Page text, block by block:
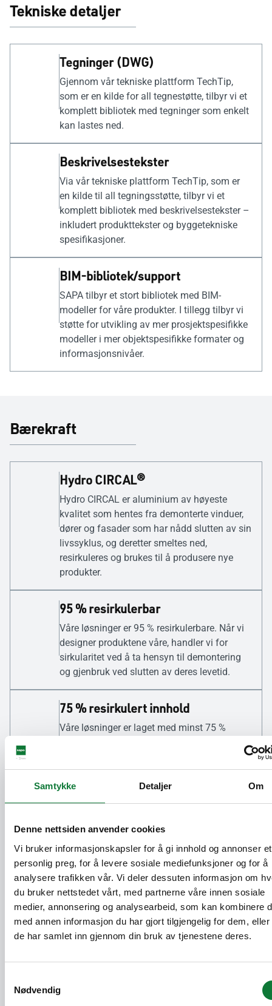
Samtykke Detaljer Om
Denne nettsiden anvender cookies
Vi bruker informasjonskapsler for å gi innhold og annonser et
personlig preg, for å levere sosiale mediefunksjoner og for å
analysere trafikken vår. Vi deler dessuten informasjon om
du bruker nettstedet vårt, med partnerne våre innen sosiale
medier, annonsering og analysearbeid, som kan kombinere
med annen informasjon du har gjort tilgjengelig for dem,
de har samlet inn gjennom din bruk av tjenestene deres.
Nødvendig
Tekniske detaljer
Tegninger (DWG)
Gjennom vår tekniske plattform TechTip,
som er en kilde for all tegnestøtte, tilbyr vi et
komplett bibliotek med tegninger som enkelt
kan lastes ned.
Beskrivelsestekster
Via vår tekniske plattform TechTip, som er
en kilde til all tegningsstøtte, tilbyr vi et
komplett bibliotek med beskrivelsestekster –
inkludert produkttekster og byggetekniske
spesifikasjoner.
BIM-bibliotek/support
SAPA tilbyr et stort bibliotek med BIM-
modeller for våre produkter. I tillegg tilbyr vi
støtte for utvikling av mer prosjektspesifikke
modeller i mer objektspesifikke formater og
informasjonsnivåer.
Bærekraft
Hydro CIRCAL®
Hydro CIRCAL er aluminium av høyeste
kvalitet som hentes fra demonterte vinduer,
dører og fasader som har nådd slutten av sin
livssyklus, og deretter smeltes ned,
resirkuleres og brukes til å produsere nye
produkter.
95 % resirkulerbar
Våre løsninger er 95 % resirkulerbare. Når vi
designer produktene våre, handler vi for
sirkularitet ved å ta hensyn til demontering
og gjenbruk ved slutten av deres levetid.
75 % resirkulert innhold
Våre løsninger er laget med minst 75 %
Miljømerkinger og sertifiseringer
for bygninger
SAPA arbeider kontinuerlig med både
nasjonale og internasjonale
miljøvurderingsordninger. For å gjøre
sertifisering av bygninger enklere er
produktene våre registrert i relevante
produktdatabaser. Du finner en oversikt over
de spesifikke miljømerkingene og
sertifiseringene for hvert produkt direkte på
den aktuelle produktsiden på nettstedet vårt.